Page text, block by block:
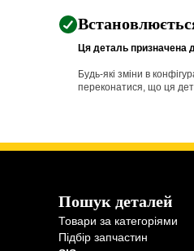
Ця деталь призначена
Будь-які зміни в
переконатися, що ця
Пошук деталей
Товари за категоріями
Підбір запчастин